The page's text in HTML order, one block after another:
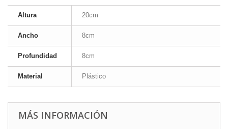
Altura 20cm
Ancho 8cm
Profundidad 8cm
Material Plástico
MÁS INFORMACIÓN